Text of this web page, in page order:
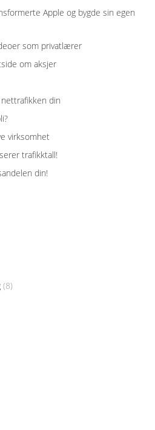
Apple og bygde sin egen
som privatlærer
om aksjer
din
virksomhet
trafikktall!
din!
(8)